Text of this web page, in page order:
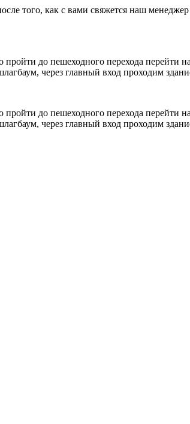
того, как с вами свяжется наш
до пешеходного перехода перейти
через главный вход проходим
до пешеходного перехода перейти
через главный вход проходим